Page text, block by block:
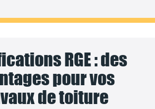
RGE : des
pour vos
de toiture